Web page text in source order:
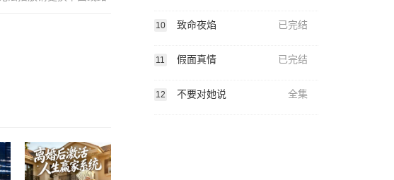
10 致命夜焰 已完结
11 假面真情 已完结
12 不要对她说 全集